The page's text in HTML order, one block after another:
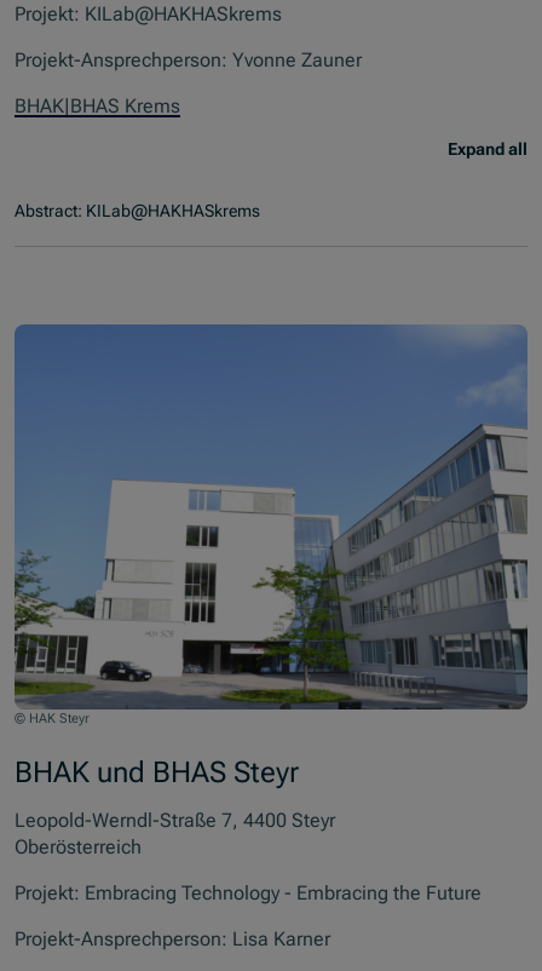
Projekt: KILab@HAKHASkrems
Projekt-Ansprechperson: Yvonne Zauner
BHAK|BHAS Krems
Expand all
Abstract: KILab@HAKHASkrems
© HAK Steyr
BHAK und BHAS Steyr
Leopold-Werndl-Straße 7, 4400 Steyr
Oberösterreich
Projekt: Embracing Technology - Embracing the Future
Projekt-Ansprechperson: Lisa Karner